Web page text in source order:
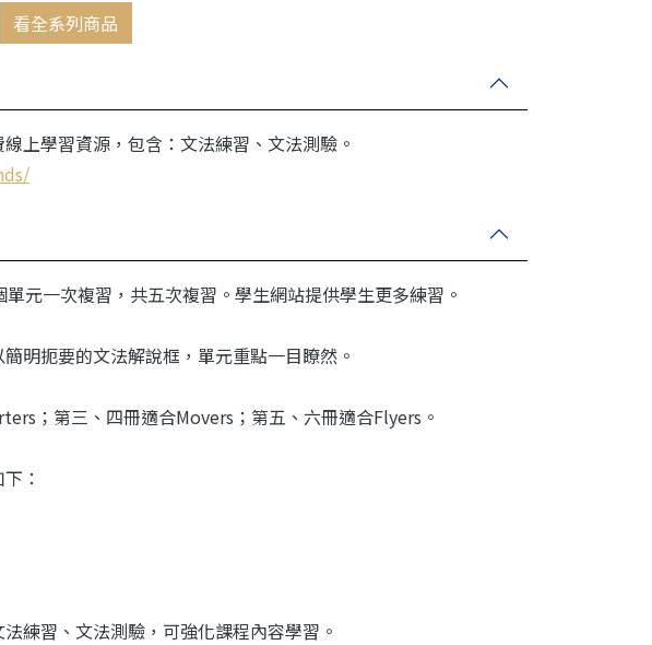
看全系列商品
上學習資源，包含：文法練習、文法測驗。
元一次複習， 共五次複習。學生網站提供學生更多練習。
明扼要的文法解說框，單元重點一目瞭然。
；第三、四冊適合Movers ；第五、六冊適合Flyers 。
：
練習、文法測驗，可強化課程內容學習。